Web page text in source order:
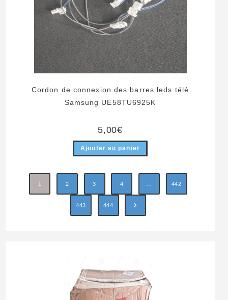
Cordon de connexion des barres leds télé
Samsung UE58TU6925K
5,00€
Ajouter au panier
1 2 3 4 442
443 444